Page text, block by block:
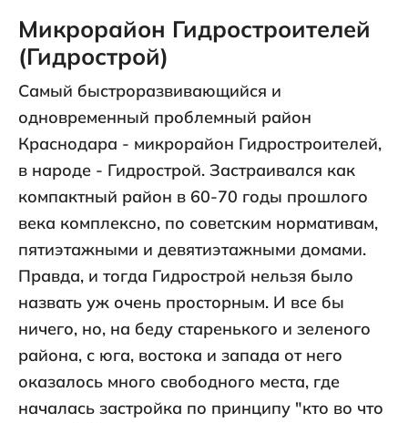
Микрорайон Гидростроителей
(Гидрострой)
Самый быстроразвивающийся и
одновременный проблемный район
Краснодара - микрорайон Гидростроителей,
в народе - Гидрострой. Застраивался как
компактный район в 60-70 годы прошлого
века комплексно, по советским нормативам,
пятиэтажными и девятиэтажными домами.
Правда, и тогда Гидрострой нельзя было
назвать уж очень просторным. И все бы
ничего, но, на беду старенького и зеленого
района, с юга, востока и запада от него
оказалось много свободного места, где
началась застройка по принципу "кто во что